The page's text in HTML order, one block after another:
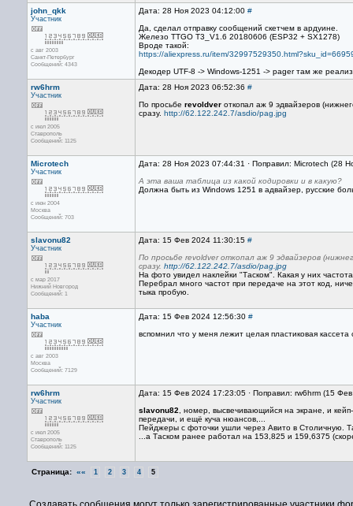
john_qkk
Участник
с авг 2003
Санкт-Петербург
Сообщений: 4343
Дата: 28 Ноя 2023 04:12:00 #
Да, сделал отправку сообщений скетчем в ардуине.
Железо TTGO T3_V1.6 20180606 (ESP32 + SX1278)
Вроде такой:
https://aliexpress.ru/item/
Декодер UTF-8 -> Windows-1251 -> pager там же
rw6hrm
Участник
с июл 2005
Ставрополь
Сообщений: 1125
Дата: 28 Ноя 2023 06:52:36 #
По просьбе revoldver откопал аж 9 эдвайзеров
сразу. http://62.122.242.7/asdio/pag.jpg
Microtech
Участник
с июн 2004
Москва
Сообщений: 703
Дата: 28 Ноя 2023 07:44:31 · Поправил: Microtech (28
А эта ваша таблица из какой кодировки и в какую?
Должна быть из Windows 1251 в адвайзер, русские
slavonu82
Участник
с мар 2017
Нижний Новгород
Сообщений: 1
Дата: 15 Фев 2024 11:30:15 #
По просьбе revoldver откопал аж 9 эдвайзеров
сразу. http://62.122.242.7/asdio/pag.jpg
На фото увидел наклейки "Таском". Какая у них
Перебрал много частот при передаче на этот код,
тыка пробую.
haba
Участник
с авг 2003
Москва
Сообщений: 7129
Дата: 15 Фев 2024 12:56:30 #
вспомнил что у меня лежит целая пластиковая
rw6hrm
Участник
с июл 2005
Ставрополь
Сообщений: 1125
Дата: 15 Фев 2024 17:23:05 · Поправил: rw6hrm (15
slavonu82 , номер, высвечивающийся на экране, и
передачи, и ещё куча нюансов,...
Пейджеры с фоточки ушли через Авито в Столичную.
...а Таском ранее работал на 153,825 и 159,6375
Страница: «« 1 2 3 4 5